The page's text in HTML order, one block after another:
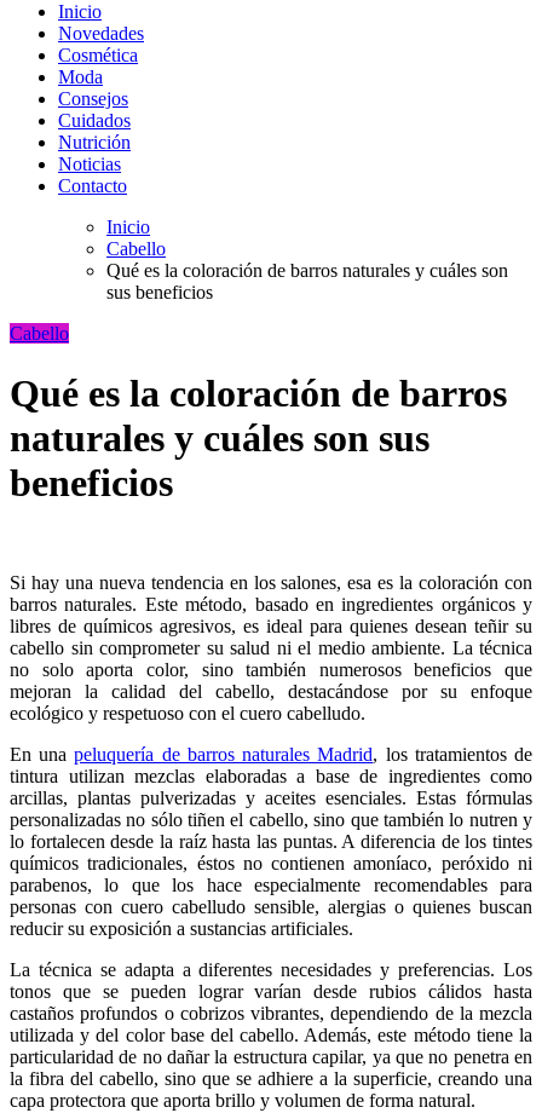
Inicio
Novedades
Cosmética
Moda
Consejos
Cuidados
Nutrición
Noticias
Contacto
Inicio
Cabello
Qué es la coloración de barros naturales y cuáles son
sus beneficios
Cabello
Qué es la coloración de barros
naturales y cuáles son sus
beneficios
Si hay una nueva tendencia en los salones, esa es la coloración con
barros naturales. Este método, basado en ingredientes orgánicos y
libres de químicos agresivos, es ideal para quienes desean teñir su
cabello sin comprometer su salud ni el medio ambiente. La técnica
no solo aporta color, sino también numerosos beneficios que
mejoran la calidad del cabello, destacándose por su enfoque
ecológico y respetuoso con el cuero cabelludo.
En unapeluquería de barros naturales Madrid, los tratamientos de
tintura utilizan mezclas elaboradas a base de ingredientes como
arcillas, plantas pulverizadas y aceites esenciales. Estas fórmulas
personalizadas no sólo tiñen el cabello, sino que también lo nutren y
lo fortalecen desde la raíz hasta las puntas. A diferencia de los tintes
químicos tradicionales, éstos no contienen amoníaco, peróxido ni
parabenos, lo que los hace especialmente recomendables para
personas con cuero cabelludo sensible, alergias o quienes buscan
reducir su exposición a sustancias artificiales.
La técnica se adapta a diferentes necesidades y preferencias. Los
tonos que se pueden lograr varían desde rubios cálidos hasta
castaños profundos o cobrizos vibrantes, dependiendo de la mezcla
utilizada y del color base del cabello. Además, este método tiene la
particularidad de no dañar la estructura capilar, ya que no penetra en
la fibra del cabello, sino que se adhiere a la superficie, creando una
capa protectora que aporta brillo y volumen de forma natural.